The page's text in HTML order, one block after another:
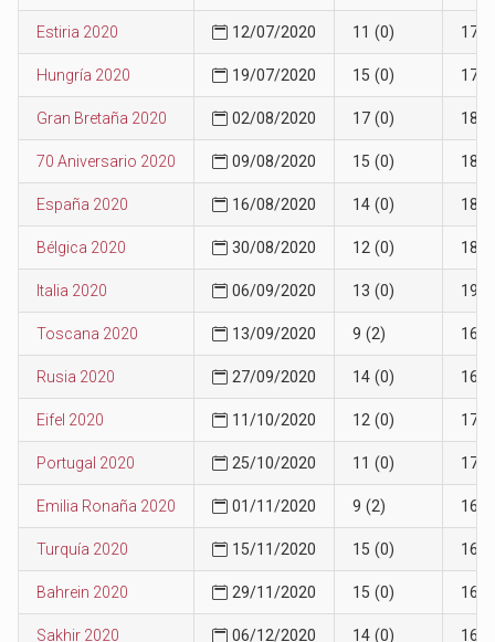
Estiria 2020 12/07/2020 11 (0) 17
Hungría 2020 19/07/2020 15 (0) 17
Gran Bretaña 2020 02/08/2020 17 (0) 18
70 Aniversario 2020 09/08/2020 15 (0) 18
España 2020 16/08/2020 14 (0) 18
Bélgica 2020 30/08/2020 12 (0) 18
Italia 2020 06/09/2020 13 (0) 19
Toscana 2020 13/09/2020 9 (2) 16
Rusia 2020 27/09/2020 14 (0) 16
Eifel 2020 11/10/2020 12 (0) 17
Portugal 2020 25/10/2020 11 (0) 17
Emilia Ronaña 2020 01/11/2020 9 (2) 16
Turquía 2020 15/11/2020 15 (0) 16
Bahrein 2020 29/11/2020 15 (0) 16
Sakhir 2020 06/12/2020 14 (0) 16